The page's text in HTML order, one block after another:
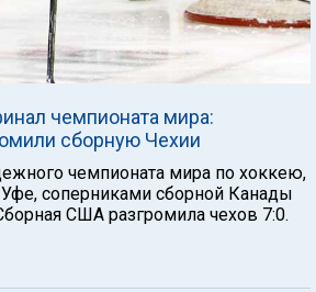
чемпионата мира:
сборную Чехии
чемпионата мира по хоккею,
соперниками сборной Канады
США разгромила чехов 7:0.